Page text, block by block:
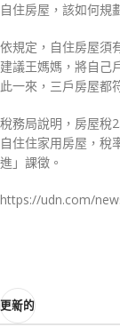
自住房屋，該如何規
依規定，自住房屋須
建議王媽媽，將自己
此一來，三戶房屋都
稅務局說明，房屋稅
自住住家用房屋，稅
進」課徵。
https://udn.com/
更新的